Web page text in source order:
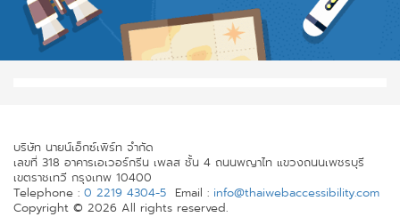
บริษัท นายน์เอ็กซ์เพิร์ท จำกัด
เลขที่ 318 อาคารเอเวอร์กรีน เพลส ชั้น 4 ถนนพญาไท แขวงถนนเพชรบุรี
เขตราชเทวี กรุงเทพ 10400
Telephone : 0 2219 4304-5 Email : info@thaiwebaccessibility.com
Copyright © 2026 All rights reserved.